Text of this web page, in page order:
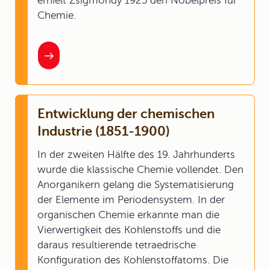
Chemie.
Entwicklung der chemischen
Industrie (1851-1900)
In der zweiten Hälfte des 19. Jahrhunderts
wurde die klassische Chemie vollendet. Den
Anorganikern gelang die Systematisierung
der Elemente im Periodensystem. In der
organischen Chemie erkannte man die
Vierwertigkeit des Kohlenstoffs und die
daraus resultierende tetraedrische
Konfiguration des Kohlenstoffatoms. Die